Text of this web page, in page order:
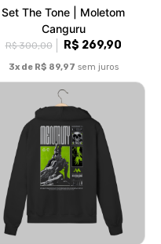
Set The Tone | Moletom
Canguru
R$ 300,00 R$ 269,90
3x de R$ 89,97 sem juros